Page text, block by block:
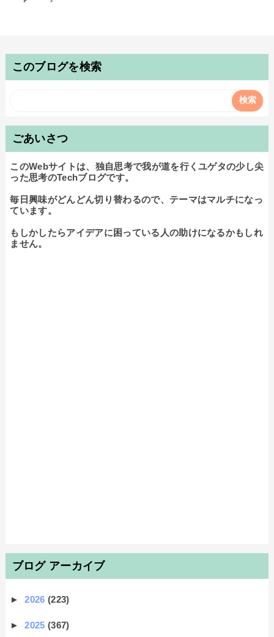
このブログを検索
ごあいさつ
このWebサイトは、独自思考で我が道を行くユゲタの少し尖
った思考のTechブログです。
毎日興味がどんどん切り替わるので、テーマはマルチになっ
ています。
もしかしたらアイデアに困っている人の助けになるかもしれ
ません。
ブログ アーカイブ
►2026(223)
►2025(367)